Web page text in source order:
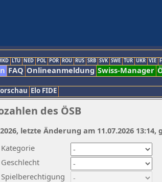
LTU NED POL POR ROU RUS SRB SVK SWE TUR UKR VIE
FAQ Onlineanmeldung Swiss-Manager
Elo FIDE
des ÖSB
Kategorie
Geschlecht
Spielberechtigung
letzte Änderung am 11.07.2026